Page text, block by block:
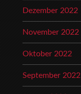
Dezember 2022
November 2022
Oktober 2022
September 2022